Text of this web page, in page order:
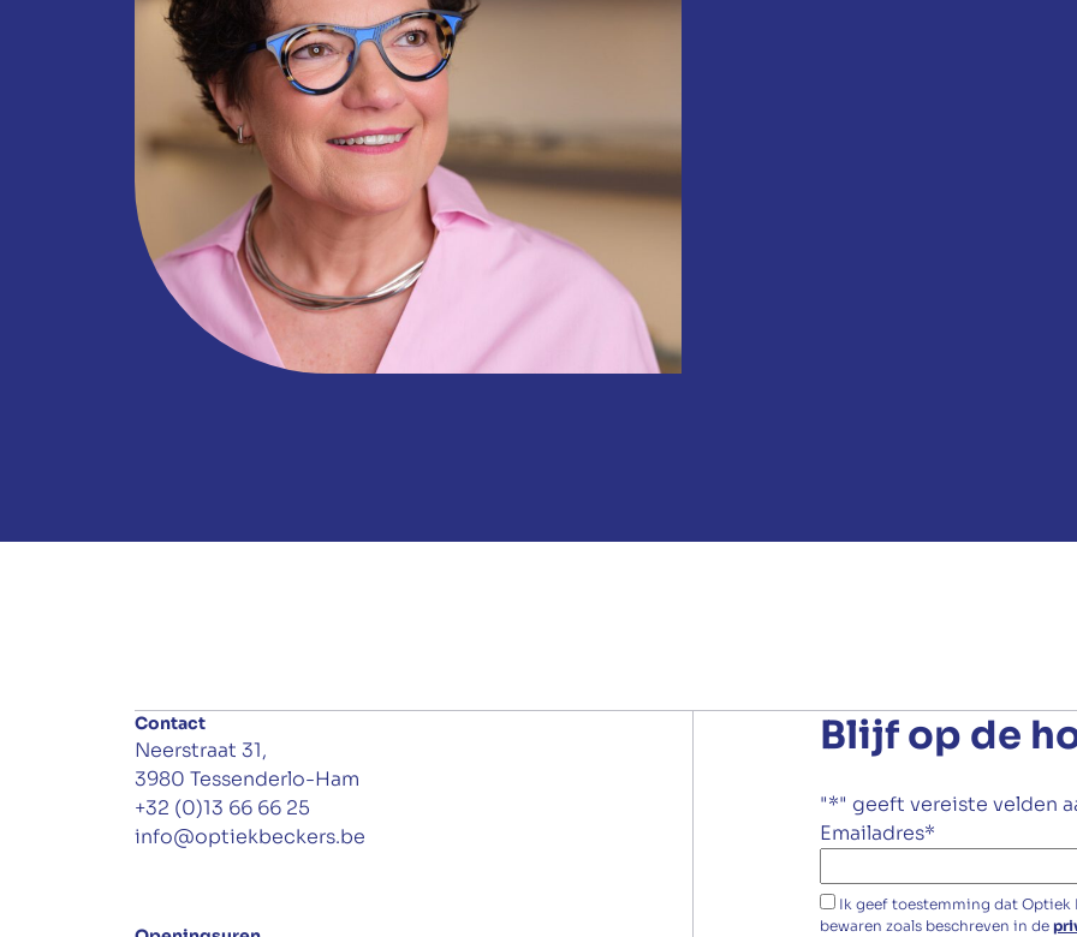
Contact
Neerstraat 31,
3980 Tessenderlo-Ham
+32 (0)13 66 66 25
info@optiekbeckers.be
Blijf op de
"*" geeft vereiste velden
Emailadres*
Ik geef toestemming dat Optiek
bewaren zoals beschreven in de